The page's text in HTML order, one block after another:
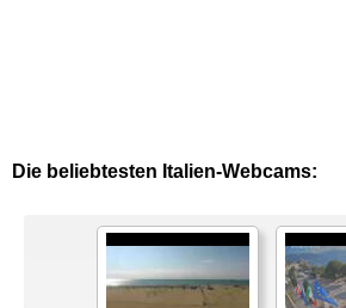
Die beliebtesten Italien-Webcams: